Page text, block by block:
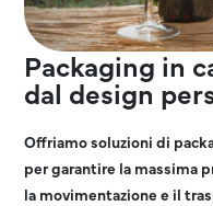
Packaging in
dal design
Offriamo soluzioni di
per garantire la massima
la movimentazione e il